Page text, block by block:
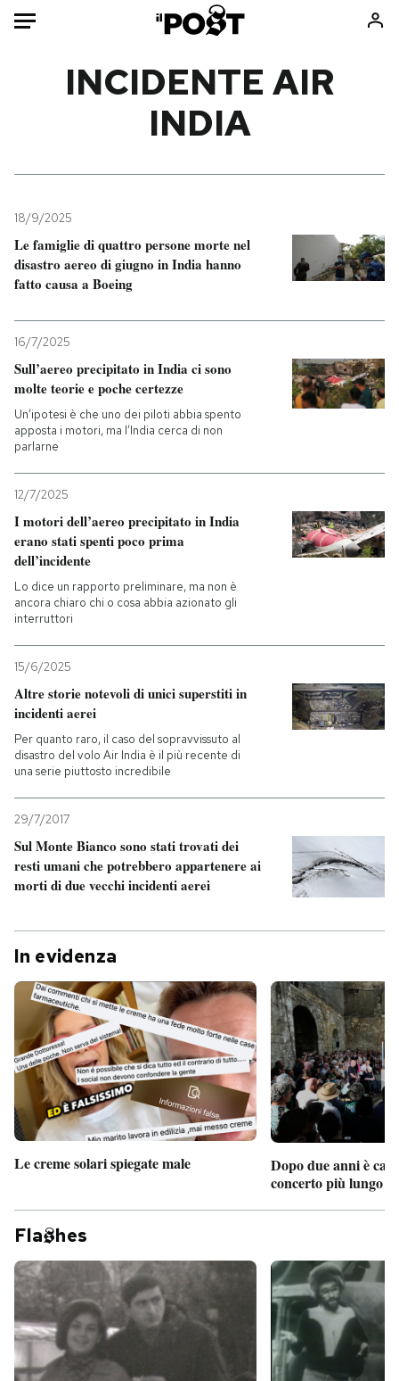
Mondo
Tecnologia
Internet
Scienza
Libri
Ok Boomer!
Mondiali calcio 2026
PODCAST
NEWSLETTER
I MIEI PREFERITI
SHOP
CALENDARIO
Entra
INCIDENTE AIR
INDIA
18/9/2025
Le famiglie di quattro persone morte nel
disastro aereo di giugno in India hanno
fatto causa a Boeing
16/7/2025
Sull’aereo precipitato in India ci sono
molte teorie e poche certezze
Un’ipotesi è che uno dei piloti abbia spento
apposta i motori, ma l’India cerca di non
parlarne
12/7/2025
I motori dell’aereo precipitato in India
erano stati spenti poco prima
dell’incidente
Lo dice un rapporto preliminare, ma non è
ancora chiaro chi o cosa abbia azionato gli
interruttori
15/6/2025
Altre storie notevoli di unici superstiti in
incidenti aerei
Per quanto raro, il caso del sopravvissuto al
disastro del volo Air India è il più recente di
una serie piuttosto incredibile
29/7/2017
Sul Monte Bianco sono stati trovati dei
resti umani che potrebbero appartenere ai
morti di due vecchi incidenti aerei
In evidenza
Le creme solari spiegate male
Dopo due anni è
concerto più lungo
Fla hes